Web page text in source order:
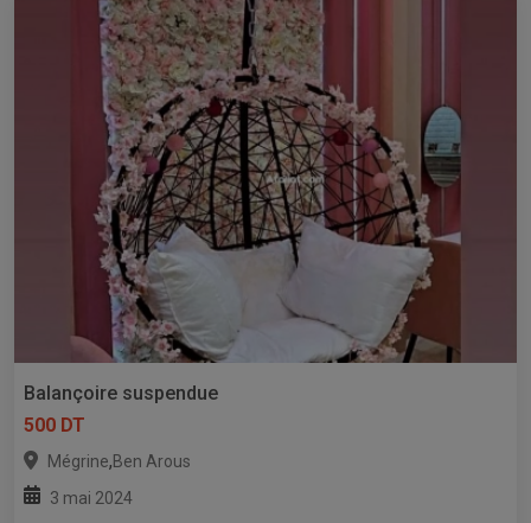
Balançoire suspendue
500 DT
Mégrine,Ben Arous
3 mai 2024